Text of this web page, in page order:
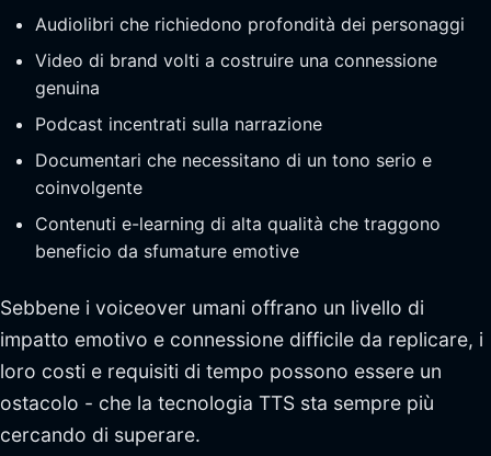
Audiolibri che richiedono profondità dei personaggi
Video di brand volti a costruire una connessione
genuina
Podcast incentrati sulla narrazione
Documentari che necessitano di un tono serio e
coinvolgente
Contenuti e-learning di alta qualità che traggono
beneficio da sfumature emotive
Sebbene i voiceover umani offrano un livello di
impatto emotivo e connessione difficile da replicare, i
loro costi e requisiti di tempo possono essere un
ostacolo - che la tecnologia TTS sta sempre più
cercando di superare.